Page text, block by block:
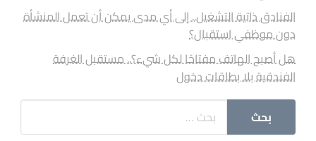
الفنادق ذاتية التشغيل.. إلى أي مدى يمكن أن تعمل المنشأة
دون موظفي استقبال؟
هل أصبح الهاتف مفتاحًا لكل شيء؟.. مستقبل الغرفة
الفندقية بلا بطاقات دخول